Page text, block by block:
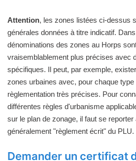
Attention, les zones listées ci-dessus
générales données à titre indicatif.
dénominations des zones au Horps
vraisemblablement plus précises avec
spécifiques. Il peut, par exemple,
zones urbaines avec, pour chaque
règlementation très précises. Pour
différentes règles d'urbanisme
sur le plan de zonage, il faut se reporter
généralement "règlement écrit" du PLU.
Demander un certificat